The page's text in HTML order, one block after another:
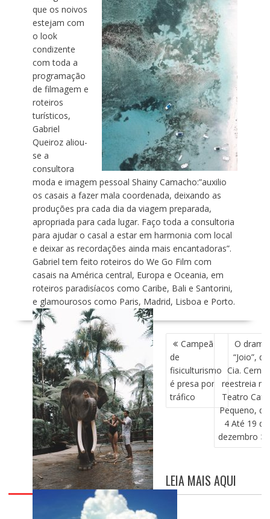
que os noivos
estejam com
o look
condizente
com toda a
programação
de filmagem e
roteiros
turísticos,
Gabriel
Queiroz aliou-
se a
consultora
moda e imagem pessoal Shainy Camacho:”auxilio
os casais a fazer mala coordenada, deixando as
produções pra cada dia da viagem preparada,
apropriada para cada lugar. Faço toda a consultoria
para ajudar o casal a estar em harmonia com local
e deixar as recordações ainda mais encantadoras”.
Gabriel tem feito roteiros do We Go Film com
casais na América central, Europa e Oceania, em
roteiros paradisíacos como Caribe, Bali e Santorini,
e glamourosos como Paris, Madrid, Lisboa e Porto.
N
A
V
E
G
A
E
P
Campeã
de
fisiculturismo
é presa por
tráfico
O drama
“Joio”, da
Cia. Cerne,
reestreia no
Teatro Café
Pequeno, de
4 Até 19 de
dezembro
LEIA MAIS AQUI